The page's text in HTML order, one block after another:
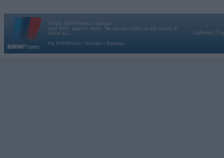
Vortāls BMWPower.lv darbojas
kopš 2002. gada 14. maija. Tas nav auto klubs un nav saistīts ar
BMW AG.
Par BMWPower
Kontakti Reklāma
Galvena